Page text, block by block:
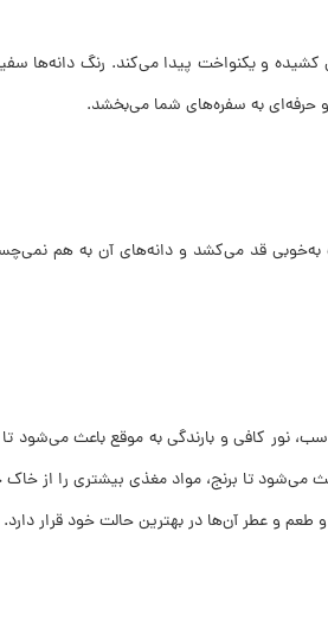
از پخت به‌خوبی قد می‌کشد و شکلی کشیده و یکنواخت پیدا
حرفه‌ای به سفره‌های شما می‌بخشد.
به‌خوبی قد می‌کشد و دانه‌های آن به هم
نور کافی و بارندگی به موقع باعث
تا برنج، مواد مغذی بیشتری را از
و عطر آن‌ها در بهترین حالت خود قرار دارد.